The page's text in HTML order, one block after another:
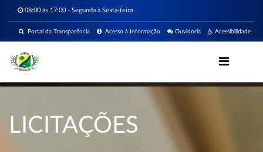
08:00 ás 17:00 - Segunda à Sexta-feira
Acessibilidade
Ouvidoria
Acesso à Informação
Portal da Transparência
LICITAÇÕES